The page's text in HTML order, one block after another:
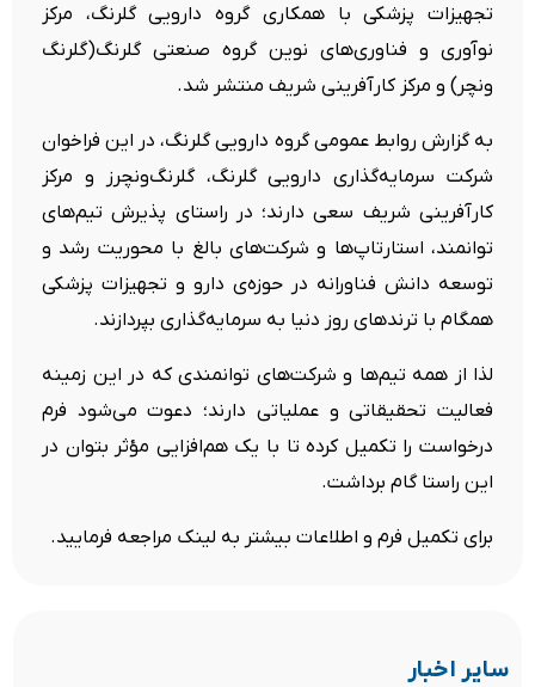
تجهیزات پزشکی با همکاری گروه دارویی گلرنگ، مرکز
نوآوری و فناوری‌های نوین گروه صنعتی گلرنگ(گلرنگ
ونچر) و مرکز کارآفرینی شریف منتشر شد.
به گزارش روابط عمومی گروه دارویی گلرنگ، در این فراخوان
شرکت سرمایه‌گذاری دارویی گلرنگ، گلرنگ‌ونچرز و مرکز
کارآفرینی شریف سعی دارند؛ در راستای پذیرش تیم‌های
توانمند، استارتاپ‌ها و شرکت‌های بالغ با محوریت رشد و
توسعه دانش فناورانه در حوزه‌ی دارو و تجهیزات پزشکی
همگام با ترندهای روز دنیا به سرمایه‌گذاری بپردازند.
لذا از همه تیم‌ها و شرکت‌های توانمندی که در این زمینه
فعالیت تحقیقاتی و عملیاتی دارند؛ دعوت می‌شود فرم
درخواست را تکمیل کرده تا با یک هم‌افزایی مؤثر بتوان در
این راستا گام برداشت.
برای تکمیل فرم و اطلاعات بیشتر به لینک مراجعه فرمایید.
سایر اخبار